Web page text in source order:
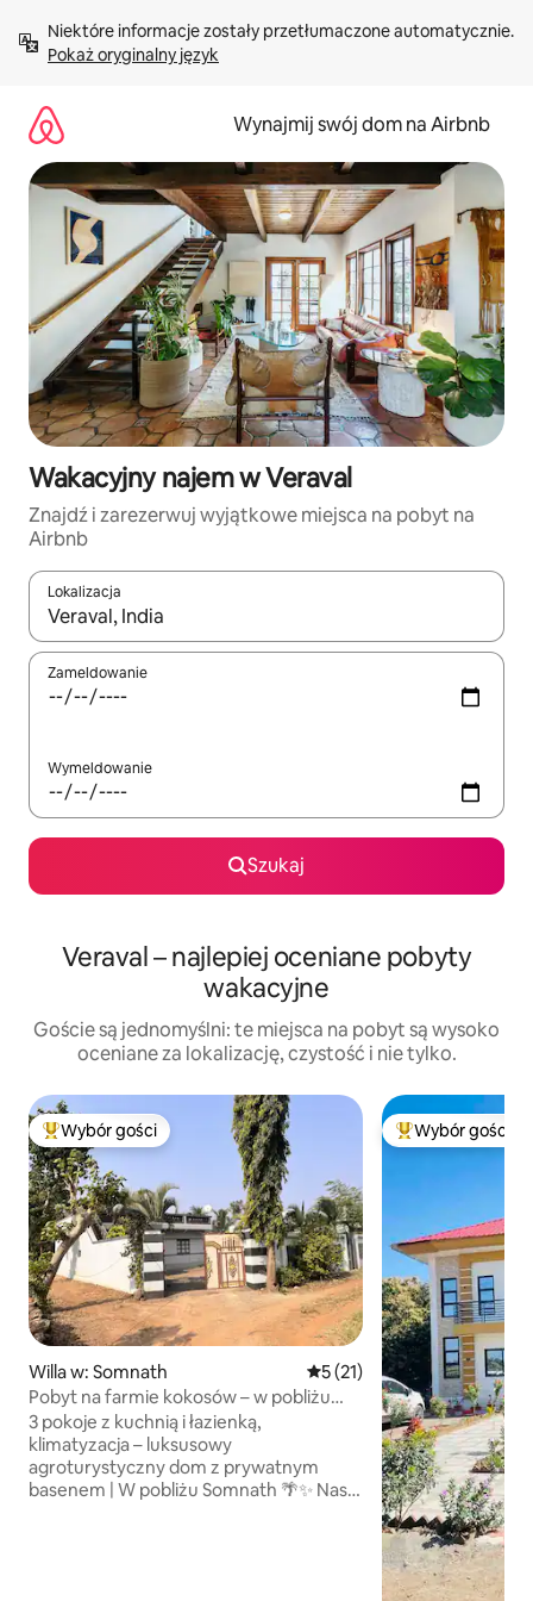
treści Pokaż oryginalny język
Wynajmij swój dom na Airbnb
Wakacyjny najem w Veraval
Znajdź i zarezerwuj wyjątkowe miejsca na pobyt na
Airbnb
Lokalizacja
Gdy wyniki będą dostępne, możesz poruszać się po nich za
Zameldowanie
Wymeldowanie
Szukaj
Veraval – najlepiej oceniane pobyty
wakacyjne
Goście są jednomyślni: te miejsca na pobyt są wysoko
oceniane za lokalizację, czystość i nie tylko.
Najpopularniejsze z kategorii Wybór gości
Wybór gości
Willa w: Somnath Średnia ocena: 5 na 5,
5 (21)
Pobyt na farmie kokosów – w pobliżu
Somnath
3 pokoje z kuchnią i łazienką,
klimatyzacja – luksusowy
agroturystyczny dom z prywatnym
basenem | W pobliżu Somnath 🌴✨ Nasz
Wybór gości